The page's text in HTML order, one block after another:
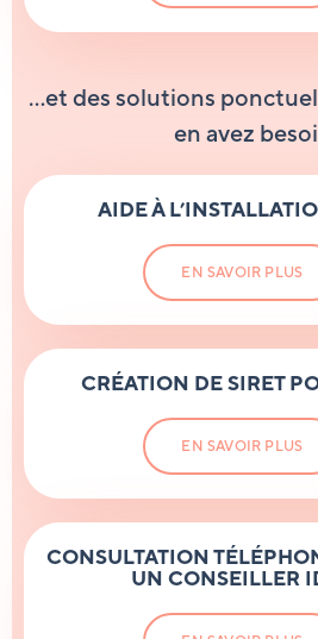
…et des solutions
en avez
AIDEÀ
EN SAVOIR PLUS
CRÉATION DE SIRET
EN SAVOIR PLUS
CONSULTATION
UN CONSEILLER